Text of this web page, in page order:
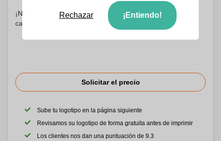
¡No te preocupes! Simplemente suba sus archivos a la
canasta de compras
Solicitar el precio
Sube tu logotipo en la página siguiente
Revisamos su logotipo de forma gratuita antes de imprimir
Los clientes nos dan una puntuación de 9.3
Rechazar ¡Entiendo!